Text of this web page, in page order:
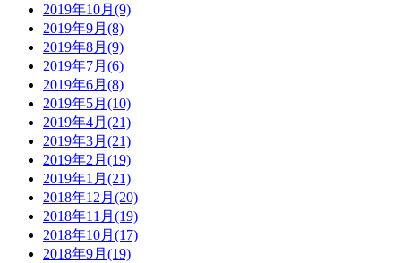
2019年10月(9)
2019年9月(8)
2019年8月(9)
2019年7月(6)
2019年6月(8)
2019年5月(10)
2019年4月(21)
2019年3月(21)
2019年2月(19)
2019年1月(21)
2018年12月(20)
2018年11月(19)
2018年10月(17)
2018年9月(19)